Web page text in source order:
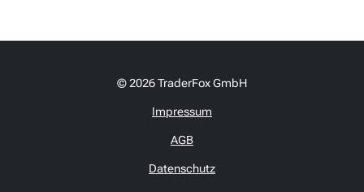
© 2026 TraderFox GmbH
Impressum
AGB
Datenschutz